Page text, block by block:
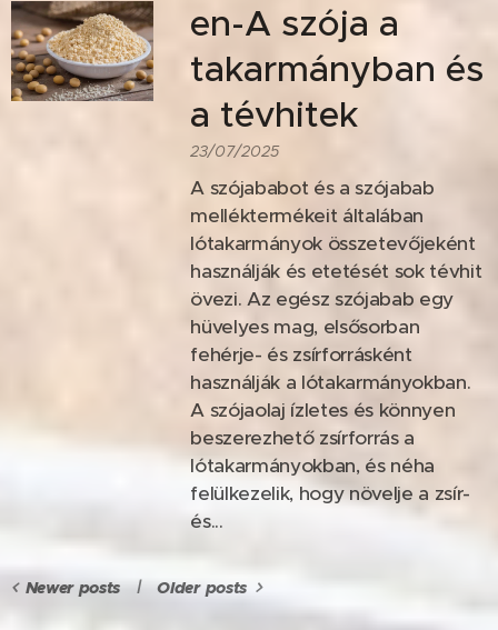
en-A szója a
takarmányban és
a tévhitek
23/07/2025
A szójababot és a szójabab
melléktermékeit általában
lótakarmányok összetevőjeként
használják és etetését sok tévhit
övezi. Az egész szójabab egy
hüvelyes mag, elsősorban
fehérje- és zsírforrásként
használják a lótakarmányokban.
A szójaolaj ízletes és könnyen
beszerezhető zsírforrás a
lótakarmányokban, és néha
felülkezelik, hogy növelje a zsír-
és...
Newer posts Older posts